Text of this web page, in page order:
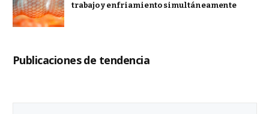
trabajo y enfriamiento simultáneamente
Publicaciones de tendencia